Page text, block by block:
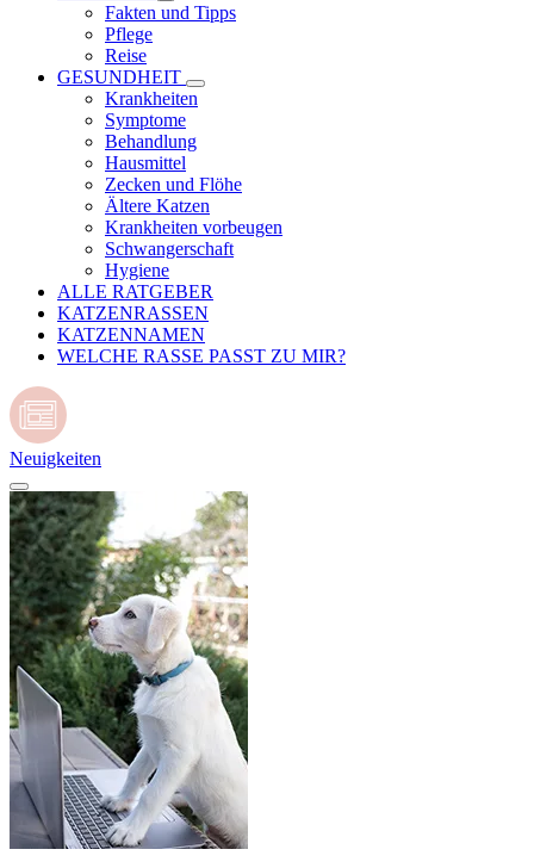
Fakten und Tipps
Pflege
Reise
GESUNDHEIT
Krankheiten
Symptome
Behandlung
Hausmittel
Zecken und Flöhe
Ältere Katzen
Krankheiten vorbeugen
Schwangerschaft
Hygiene
ALLE RATGEBER
KATZENRASSEN
KATZENNAMEN
WELCHE RASSE PASST ZU MIR?
Neuigkeiten